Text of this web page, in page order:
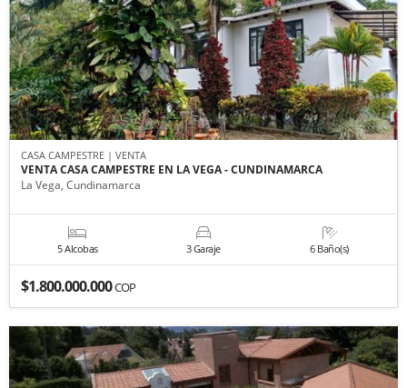
CASA CAMPESTRE | VENTA
VENTA CASA CAMPESTRE EN LA VEGA - CUNDINAMARCA
La Vega, Cundinamarca
5 Alcobas 3 Garaje 6 Baño(s)
$1.800.000.000COP